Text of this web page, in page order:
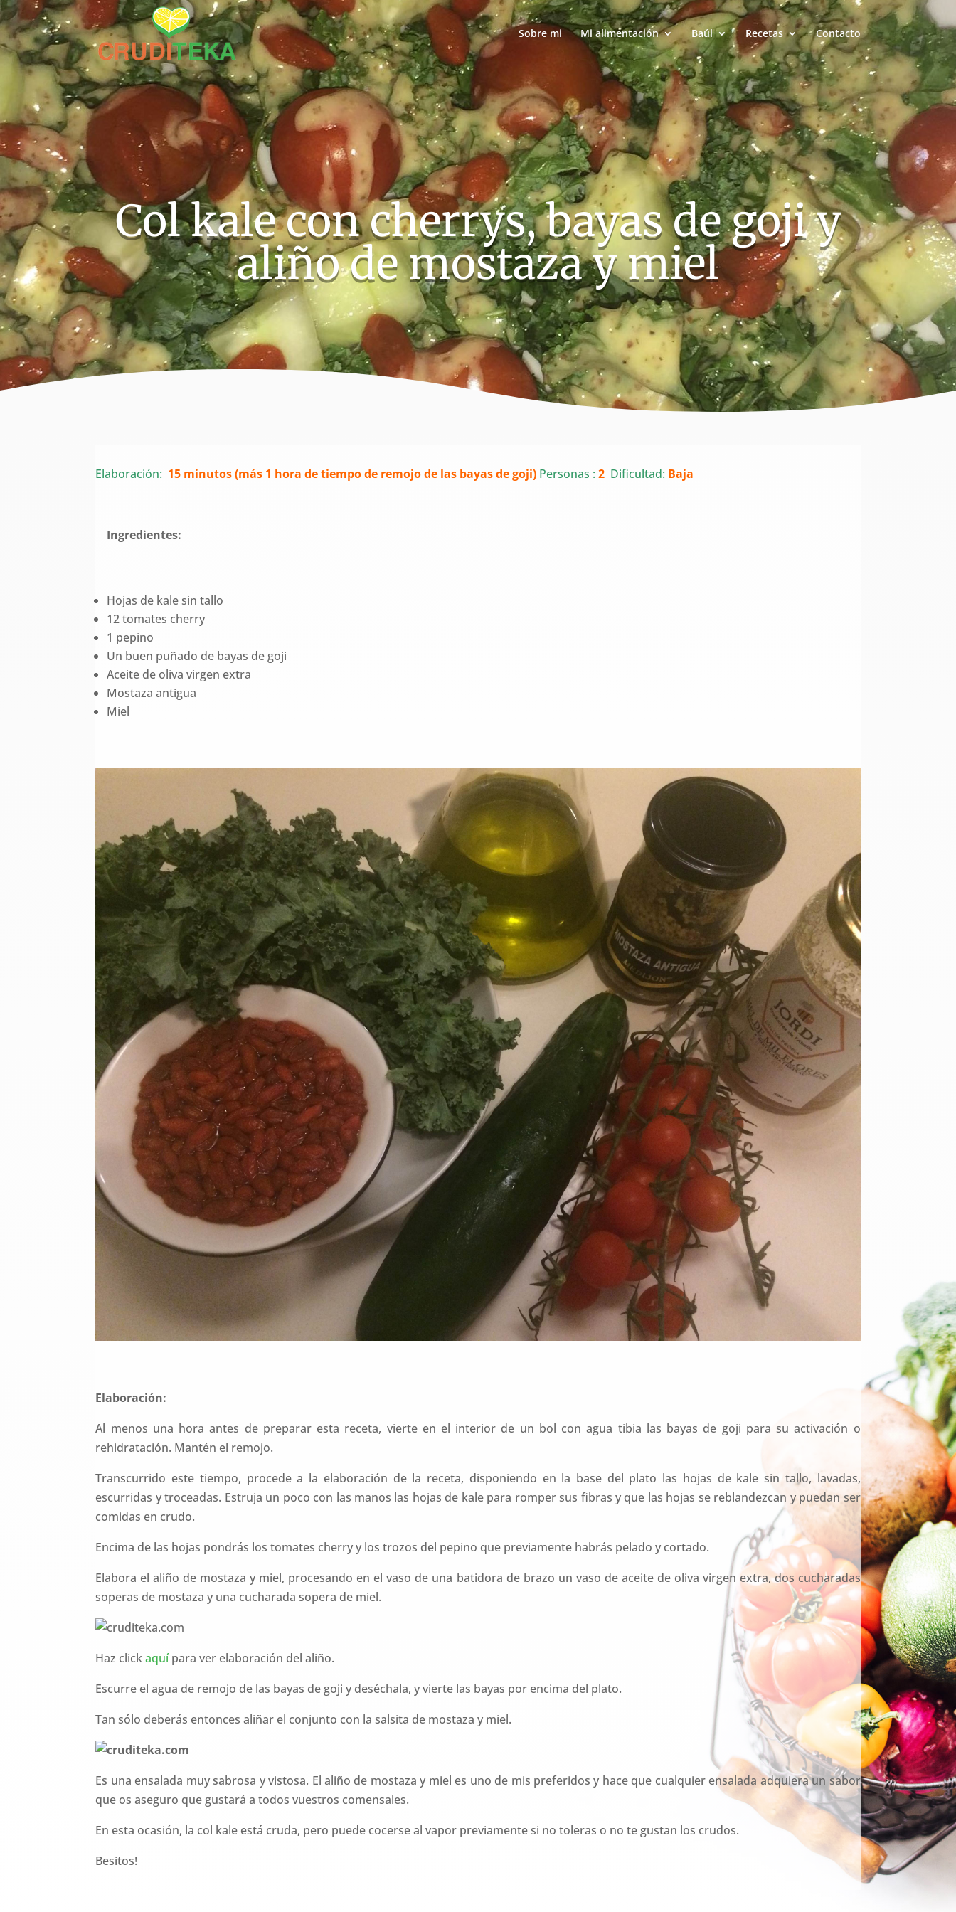
Sobre mi Mi alimentación Baúl Recetas Contacto
Col kale con cherrys, bayas de goji y
aliño de mostaza y miel
Elaboración: 15 minutos (más 1 hora de tiempo de remojo de las bayas de goji) Personas : 2 Dificultad: Baja
Ingredientes:
Hojas de kale sin tallo
12 tomates cherry
1 pepino
Un buen puñado de bayas de goji
Aceite de oliva virgen extra
Mostaza antigua
Miel
Elaboración:
Al menos una hora antes de preparar esta receta, vierte en el interior de un bol con agua tibia las bayas de goji para su activación o
rehidratación. Mantén el remojo.
Transcurrido este tiempo, procede a la elaboración de la receta, disponiendo en la base del plato las hojas de kale sin tallo, lavadas,
escurridas y troceadas. Estruja un poco con las manos las hojas de kale para romper sus fibras y que las hojas se reblandezcan y puedan ser
comidas en crudo.
Encima de las hojas pondrás los tomates cherry y los trozos del pepino que previamente habrás pelado y cortado.
Elabora el aliño de mostaza y miel, procesando en el vaso de una batidora de brazo un vaso de aceite de oliva virgen extra, dos cucharadas
soperas de mostaza y una cucharada sopera de miel.
Haz clickaquípara ver elaboración del aliño.
Escurre el agua de remojo de las bayas de goji y deséchala, y vierte las bayas por encima del plato.
Tan sólo deberás entonces aliñar el conjunto con la salsita de mostaza y miel.
Es una ensalada muy sabrosa y vistosa. El aliño de mostaza y miel es uno de mis preferidos y hace que cualquier ensalada adquiera un sabor
que os aseguro que gustará a todos vuestros comensales.
En esta ocasión, la col kale está cruda, pero puede cocerse al vapor previamente si no toleras o no te gustan los crudos.
Besitos!